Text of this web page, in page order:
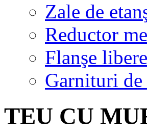
Zale de
Reductor
Flanşe
Garnituri de
TEU CU